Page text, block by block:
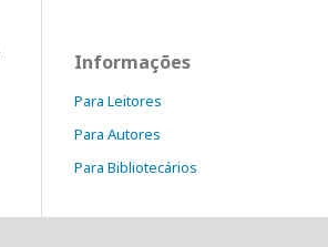
Informações
Para Leitores
Para Autores
Para Bibliotecários